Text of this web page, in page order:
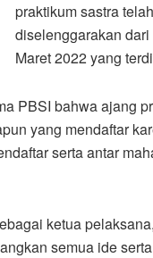
praktikum sastra
diselenggarakan
Maret 2022 yang
PBSI bahwa ajang
yang mendaftar
serta antar
ketua
semua ide